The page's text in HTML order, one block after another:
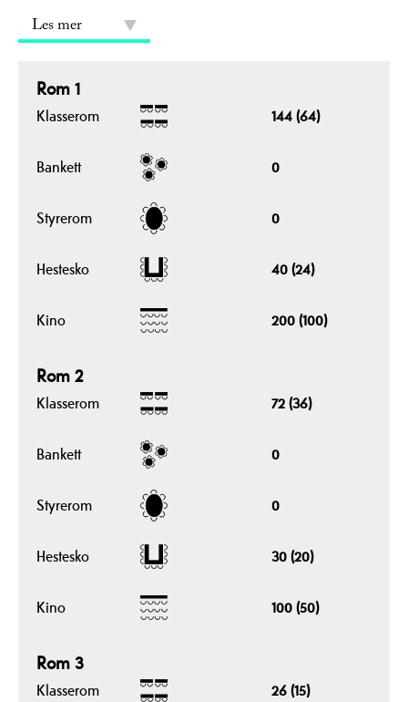
Les mer
Rom 1
Klasserom 144 (64)
Bankett 0
Styrerom 0
Hestesko 40 (24)
Kino 200 (100)
Rom 2
Klasserom 72 (36)
Bankett 0
Styrerom 0
Hestesko 30 (20)
Kino 100 (50)
Rom 3
Klasserom 26 (15)